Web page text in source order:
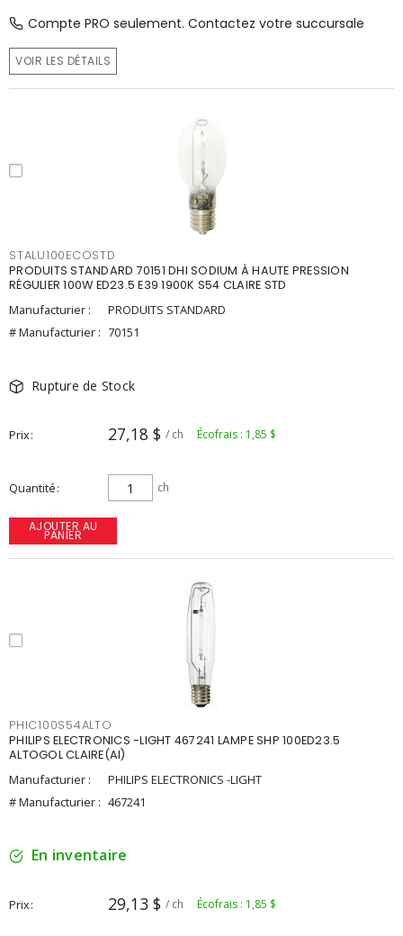
Compte PRO seulement. Contactez votre succursale
VOIR LES DÉTAILS
STALU100ECOSTD
PRODUITS STANDARD 70151 DHI SODIUM À HAUTE PRESSION
RÉGULIER 100W ED23.5 E39 1900K S54 CLAIRE STD
Manufacturier :
PRODUITS STANDARD
# Manufacturier : 70151
Rupture de Stock
Prix 27,18 $ / ch Écofrais : 1,85 $
Quantité ch
AJOUTER AU
PANIER
PHIC100S54ALTO
PHILIPS ELECTRONICS -LIGHT 467241 LAMPE SHP 100ED23.5
ALTOGOL CLAIRE(AI)
Manufacturier :
PHILIPS ELECTRONICS -LIGHT
# Manufacturier : 467241
En inventaire
Prix 29,13 $ / ch Écofrais : 1,85 $